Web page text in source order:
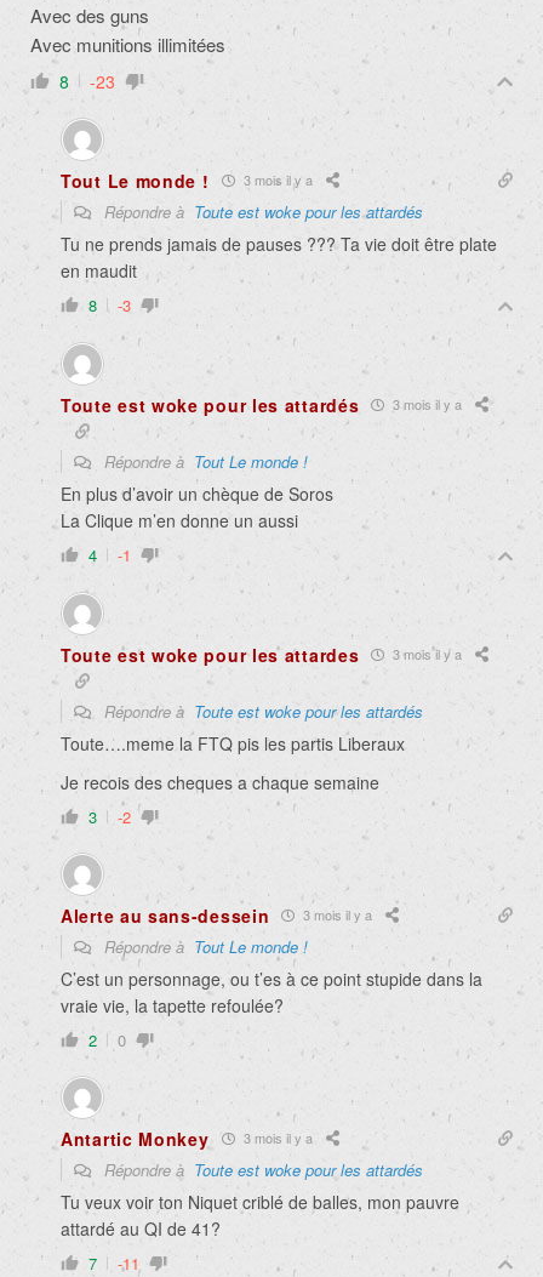
Avec des guns
Avec munitions illimitées
8 -23
Tout Le monde ! 3 mois il y a
Répondre à Toute est woke pour les attardés
Tu ne prends jamais de pauses ??? Ta vie doit être plate
en maudit
8 -3
Toute est woke pour les attardés 3 mois il y a
Répondre à Tout Le monde !
En plus d’avoir un chèque de Soros
La Clique m’en donne un aussi
4 -1
Toute est woke pour les attardes 3 mois il y a
Répondre à Toute est woke pour les attardés
Toute….meme la FTQ pis les partis Liberaux
Je recois des cheques a chaque semaine
3 -2
Alerte au sans-dessein 3 mois il y a
Répondre à Tout Le monde !
C’est un personnage, ou t’es à ce point stupide dans la
vraie vie, la tapette refoulée?
2 0
Antartic Monkey 3 mois il y a
Répondre à Toute est woke pour les attardés
Tu veux voir ton Niquet criblé de balles, mon pauvre
attardé au QI de 41?
7 -11